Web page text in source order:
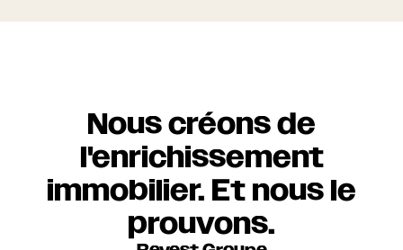
Nous créons de
l'enrichissement
immobilier. Et nous le
prouvons.